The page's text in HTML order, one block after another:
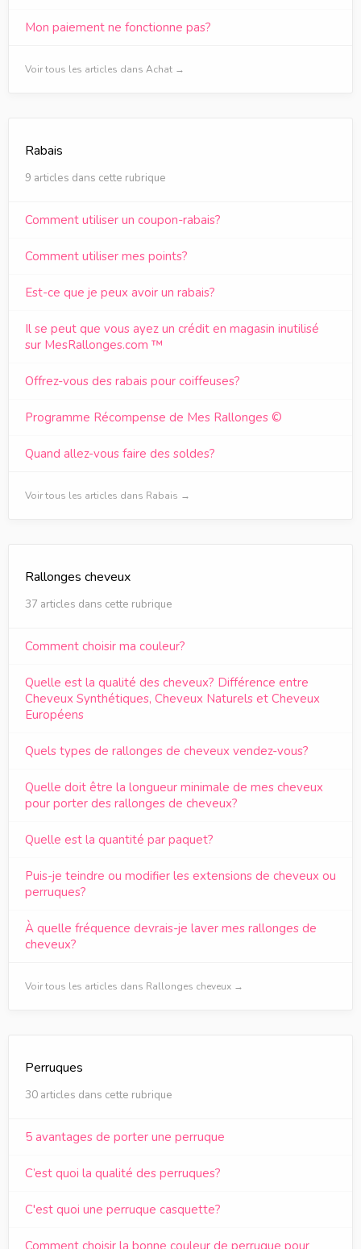
Mon paiement ne fonctionne pas?
Voir tous les articles dans Achat →
Rabais
9 articles dans cette rubrique
Comment utiliser un coupon-rabais?
Comment utiliser mes points?
Est-ce que je peux avoir un rabais?
Il se peut que vous ayez un crédit en magasin inutilisé
sur MesRallonges.com ™
Offrez-vous des rabais pour coiffeuses?
Programme Récompense de Mes Rallonges ©
Quand allez-vous faire des soldes?
Voir tous les articles dans Rabais →
Rallonges cheveux
37 articles dans cette rubrique
Comment choisir ma couleur?
Quelle est la qualité des cheveux? Différence entre
Cheveux Synthétiques, Cheveux Naturels et Cheveux
Européens
Quels types de rallonges de cheveux vendez-vous?
Quelle doit être la longueur minimale de mes cheveux
pour porter des rallonges de cheveux?
Quelle est la quantité par paquet?
Puis-je teindre ou modifier les extensions de cheveux ou
perruques?
À quelle fréquence devrais-je laver mes rallonges de
cheveux?
Voir tous les articles dans Rallonges cheveux →
Perruques
30 articles dans cette rubrique
5 avantages de porter une perruque
C’est quoi la qualité des perruques?
C'est quoi une perruque casquette?
Comment choisir la bonne couleur de perruque pour